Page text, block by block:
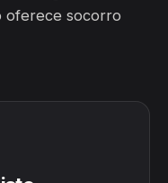
oferece socorro